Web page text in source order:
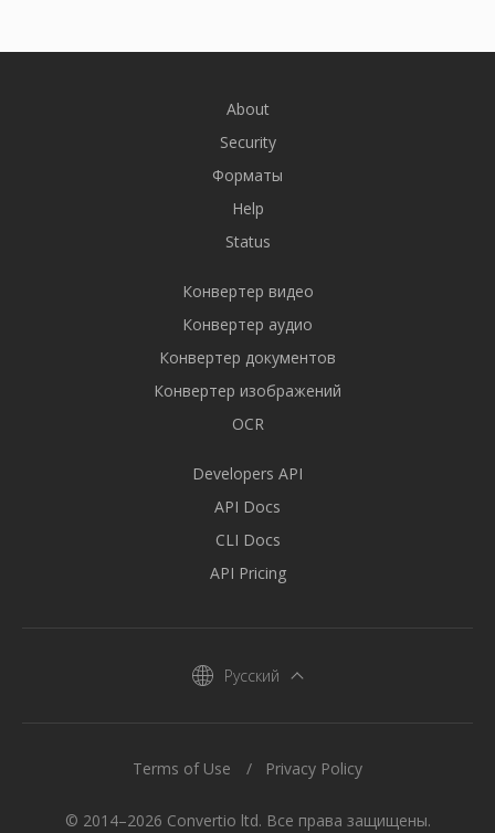
About
Security
Форматы
Help
Status
Конвертер видео
Конвертер аудио
Конвертер документов
Конвертер изображений
OCR
Developers API
API Docs
CLI Docs
API Pricing
Русский
© 2014–2026 Convertio ltd. Все права защищены.
Terms of Use Privacy Policy